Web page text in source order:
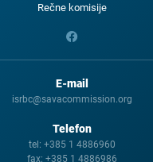
Rečne komisije
E-mail
isrbc@savacommission.org
Telefon
tel: +385 1 4886960
fax: +385 1 4886986